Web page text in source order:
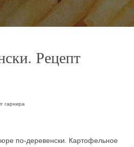
Рецепт
гарнира
по-деревенски. Картофельное